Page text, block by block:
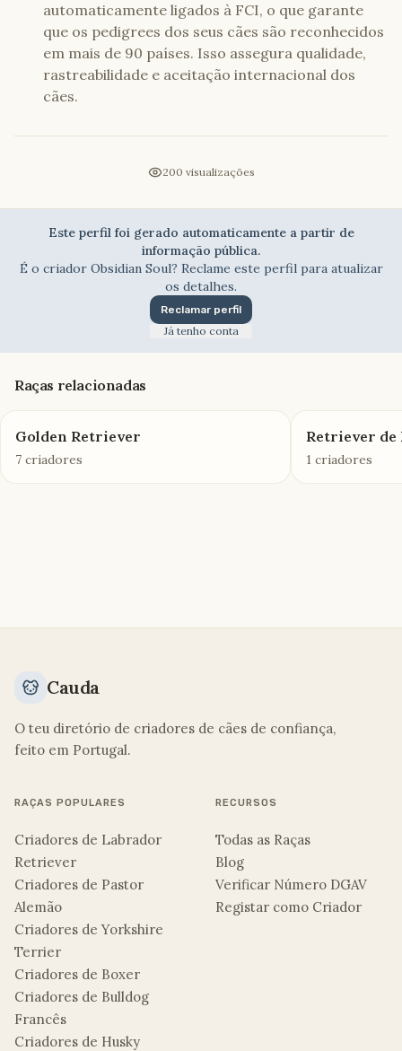
automaticamente ligados à FCI, o que garante
que os pedigrees dos seus cães são reconhecidos
em mais de 90 países. Isso assegura qualidade,
rastreabilidade e aceitação internacional dos
cães.
200 visualizações
Este perfil foi gerado automaticamente a partir de
informação pública.
É o criador Obsidian Soul? Reclame este perfil para atualizar
os detalhes.
Reclamar perfil
Já tenho conta
Raças relacionadas
Golden Retriever
7 criadores
Retriever de
1 criadores
Cauda
O teu diretório de criadores de cães de confiança,
feito em Portugal.
RAÇAS POPULARES
Criadores de Labrador
Retriever
Criadores de Pastor
Alemão
Criadores de Yorkshire
Terrier
Criadores de Boxer
Criadores de Bulldog
Francês
Criadores de Husky
RECURSOS
Todas as Raças
Blog
Verificar Número DGAV
Registar como Criador